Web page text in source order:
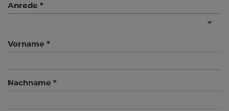
Anrede
Vorname
Nachname